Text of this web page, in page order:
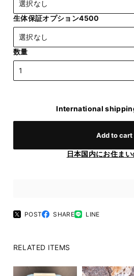
生体保証オプション4500
数量
International
Add to cart
日本国内にお住ま
POST SHARE LINE
RELATED ITEMS